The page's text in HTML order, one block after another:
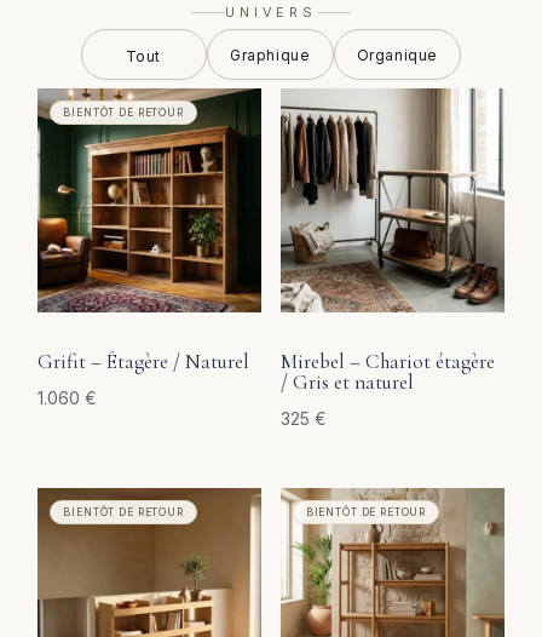
UNIVERS
Graphique Organique
Grifit – Étagère / Naturel
1.060€
Mirebel – Chariot étagère
/ Gris et naturel
325 €